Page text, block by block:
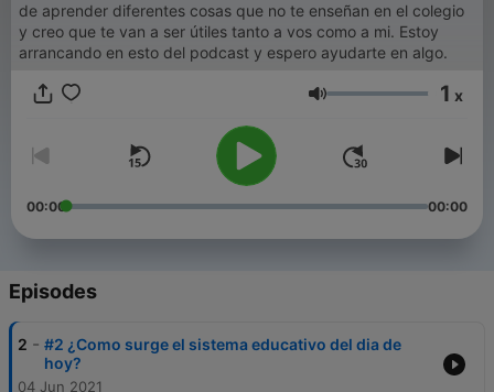
de aprender diferentes cosas que no te enseñan en el colegio
y creo que te van a ser útiles tanto a vos como a mi. Estoy
arrancando en esto del podcast y espero ayudarte en algo.
Volume 1 x
00:00 00:00
Episodes
2 - #2 ¿Como surge el sistema educativo del dia de
hoy?
04 Jun 2021